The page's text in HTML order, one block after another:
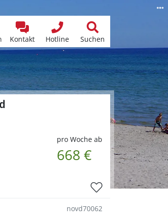
Kontakt Hotline Suchen
pro Woche ab
668 €
novd70062